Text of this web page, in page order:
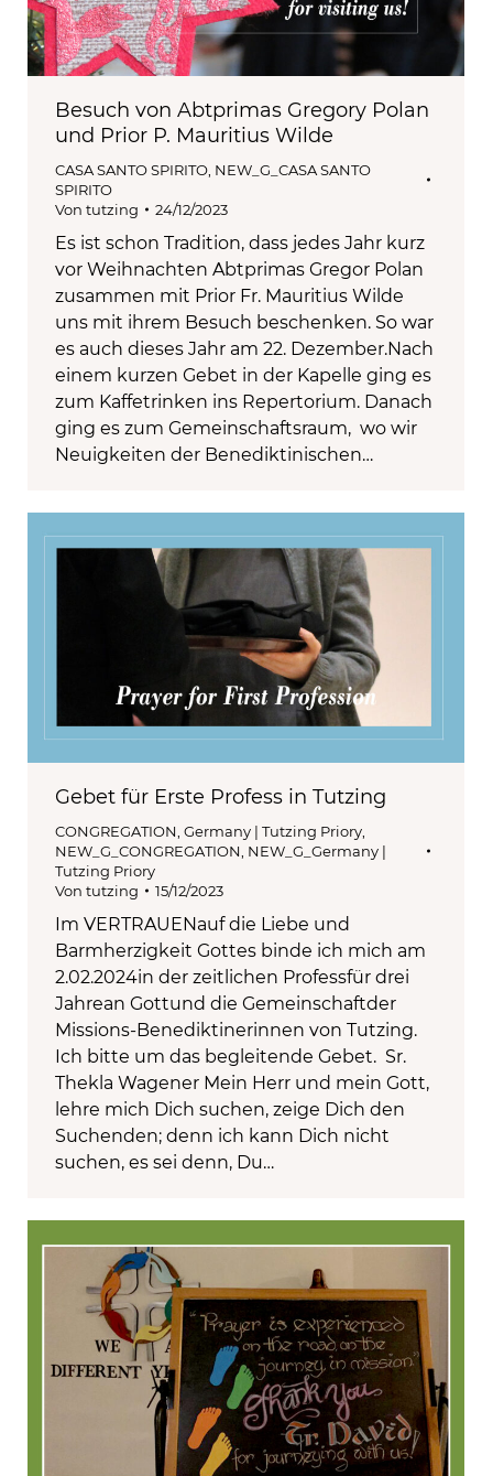
Besuch von Abtprimas Gregory Polan
und Prior P. Mauritius Wilde
CASA SANTO SPIRITO NEW_G_CASA SANTO
SPIRITO
Von tutzing 24/12/2023
Es ist schon Tradition, dass jedes Jahr kurz
vor Weihnachten Abtprimas Gregor Polan
zusammen mit Prior Fr. Mauritius Wilde
uns mit ihrem Besuch beschenken. So war
es auch dieses Jahr am 22. Dezember.Nach
einem kurzen Gebet in der Kapelle ging es
zum Kaffetrinken ins Repertorium. Danach
ging es zum Gemeinschaftsraum, wo wir
Neuigkeiten der Benediktinischen…
Gebet für Erste Profess in Tutzing
CONGREGATION Germany | Tutzing Priory
NEW_G_CONGREGATION NEW_G_Germany |
Tutzing Priory
Von tutzing 15/12/2023
Im VERTRAUENauf die Liebe und
Barmherzigkeit Gottes binde ich mich am
2.02.2024in der zeitlichen Professfür drei
Jahrean Gottund die Gemeinschaftder
Missions-Benediktinerinnen von Tutzing.
Ich bitte um das begleitende Gebet. Sr.
Thekla Wagener Mein Herr und mein Gott,
lehre mich Dich suchen, zeige Dich den
Suchenden; denn ich kann Dich nicht
suchen, es sei denn, Du…